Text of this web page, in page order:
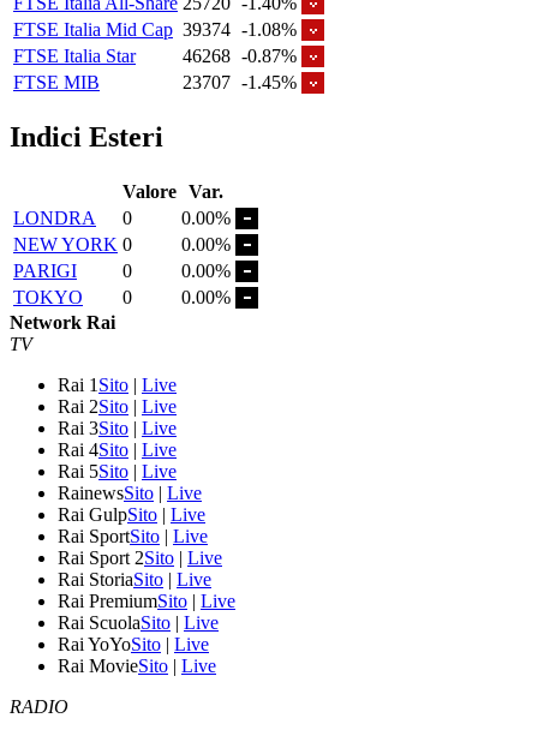
FTSE Italia Mid Cap 39374 -1.08%
FTSE Italia Star
46268 -0.87%
FTSE MIB
23707 -1.45%
Indici Esteri
Valore Var.
LONDRA
0
0.00%
NEW YORK 0
0.00%
PARIGI
0
0.00%
TOKYO
0
0.00%
Network Rai
TV
Rai 1 Sito | Live
Rai 2Sito | Live
Rai 3Sito | Live
Rai 4Sito | Live
Rai 5Sito | Live
RainewsSito | Live
Rai GulpSito | Live
Rai SportSito | Live
Rai Sport 2Sito | Live
Rai StoriaSito | Live
Rai PremiumSito | Live
Rai ScuolaSito | Live
Rai YoYoSito | Live
Rai MovieSito | Live
RADIO